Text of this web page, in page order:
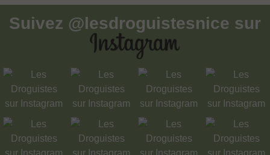
Suivez @lesdroguistesnice sur